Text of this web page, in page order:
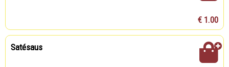
€ 1.00
Satésaus